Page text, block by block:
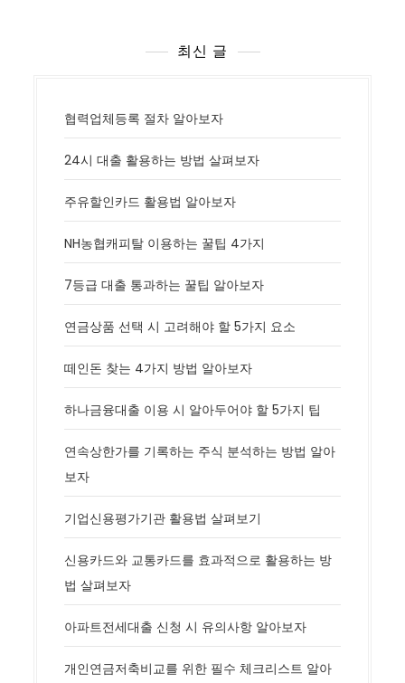
최신 글
협력업체등록 절차 알아보자
24시 대출 활용하는 방법 살펴보자
주유할인카드 활용법 알아보자
NH농협캐피탈 이용하는 꿀팁 4가지
7등급 대출 통과하는 꿀팁 알아보자
연금상품 선택 시 고려해야 할 5가지 요소
떼인돈 찾는 4가지 방법 알아보자
하나금융대출 이용 시 알아두어야 할 5가지 팁
연속상한가를 기록하는 주식 분석하는 방법 알아
보자
기업신용평가기관 활용법 살펴보기
신용카드와 교통카드를 효과적으로 활용하는 방
법 살펴보자
아파트전세대출 신청 시 유의사항 알아보자
개인연금저축비교를 위한 필수 체크리스트 알아